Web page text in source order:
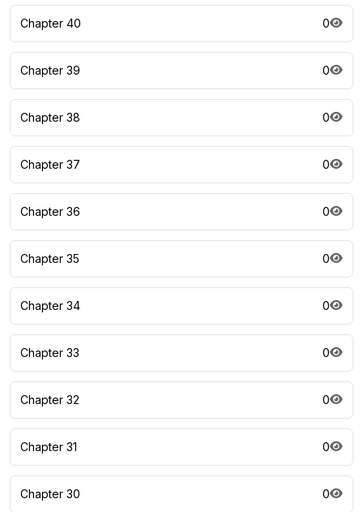
Chapter 40 0
Chapter 39 0
Chapter 38 0
Chapter 37 0
Chapter 36 0
Chapter 35 0
Chapter 34 0
Chapter 33 0
Chapter 32 0
Chapter 31 0
Chapter 30 0